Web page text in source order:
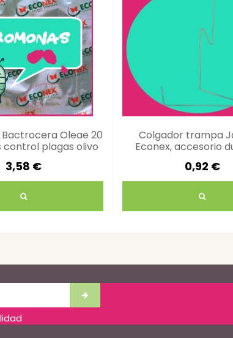
Oleae 20
control plagas olivo
3,58 €
Colgador trampa
Econex, accesorio
0,92 €